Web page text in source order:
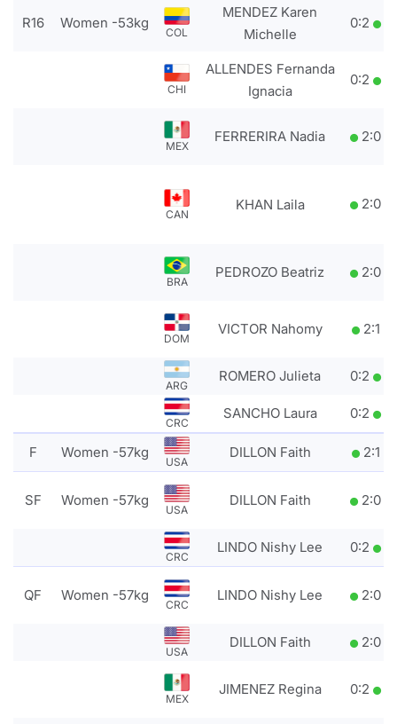
R16 Women -53kg
COL
MENDEZ Karen
Michelle
0:2
CHI
ALLENDES Fernanda
Ignacia
0:2
MEX
FERRERIRA Nadia 2:0
CAN
KHAN Laila 2:0
BRA
PEDROZO Beatriz 2:0
DOM
VICTOR Nahomy 2:1
ARG
ROMERO Julieta 0:2
CRC
SANCHO Laura 0:2
F Women -57kg
USA
DILLON Faith 2:1
SF Women -57kg
USA
DILLON Faith 2:0
CRC
LINDO Nishy Lee 0:2
QF Women -57kg
CRC
LINDO Nishy Lee 2:0
USA
DILLON Faith 2:0
MEX
JIMENEZ Regina 0:2